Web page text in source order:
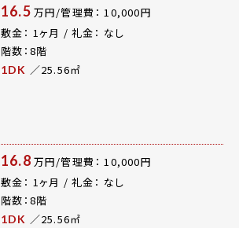
16.5 万円/管理費： 10,000円
敷金： 1ヶ月 / 礼金： なし
階数：8階
1DK ／25.56㎡
16.8 万円/管理費： 10,000円
敷金： 1ヶ月 / 礼金： なし
階数：8階
1DK ／25.56㎡